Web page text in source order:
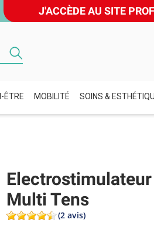
J'ACCÈDE AU SITE
ÊTRE MOBILITÉ SOINS &
Multi Tens
(2 avis)